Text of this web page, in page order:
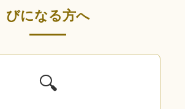
びになる方へ
🔍